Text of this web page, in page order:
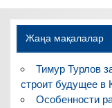
Жаңа мақалалар
Тимур Турлов
строит будущее в
Особенности